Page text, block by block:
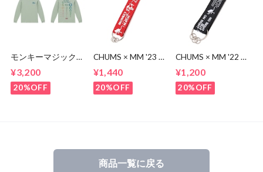
モンキーマジック
グスリーブシャツ
¥3,200
20%OFF
CHUMS × MM '23 キ
¥1,440
20%OFF
CHUMS × MM '22 キ
¥1,200
20%OFF
商品一覧に戻る